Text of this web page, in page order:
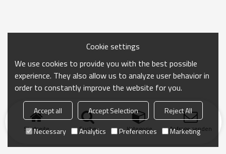
Startseite Suche Kategorie Anfrage senden
Cookie settings
We use cookies to provide you with the best possible
experience. They also allow us to analyze user behavior in
order to constantly improve the website for you.
Accept all Accept Selection
Reject All
Necessary
Analytics Preferences Marketing